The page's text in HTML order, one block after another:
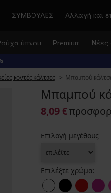
Αναζήτηση
ΣΥΜΒΟΥΛΕΣ Αλλαγή και
ύπνου Premium Νέες
κοντές κάλτσες Μπαμπού
Μπαμπού
8,09 €
Επιλογή μεγέθους
Επιλέξτε χρώμα: